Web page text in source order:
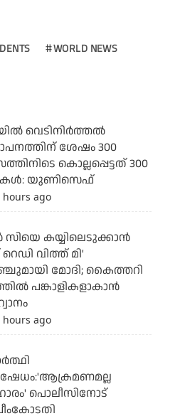
WORLD NEWS
വെടിനിര്‍ത്തല്‍
ശേഷം 300
കൊല്ലപ്പെട്ടത് 300
യുണിസെഫ്
hours ago
കയ്യിലെടുക്കാന്‍
റെഡി വിത്ത് മി'
മോദി; കൈത്തറി
പങ്കാളികളാകാന്‍
hours ago
പൊലീസിനോട്